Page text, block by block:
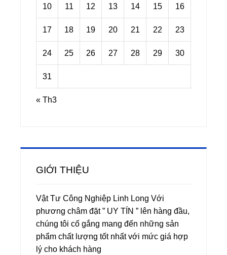
10 11 12 13 14 15 16
17 18 19 20 21 22 23
24 25 26 27 28 29 30
31
« Th3
GIỚI THIỆU
Vật Tư Công Nghiệp Linh Long Với
phương châm đặt ” UY TÍN ” lên hàng đầu,
chúng tôi cố gắng mang đến những sản
phẩm chất lượng tốt nhất với mức giá hợp
lý cho khách hàng